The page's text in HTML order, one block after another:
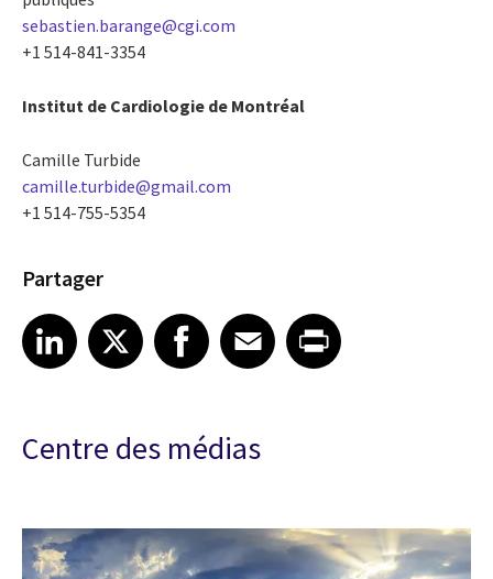
sebastien.barange@cgi.com
+1 514-841-3354
Institut de Cardiologie de Montréal
Camille Turbide
camille.turbide@gmail.com
+1 514-755-5354
Partager
Share article on LinkedIn
LinkedIn
Share article on XShare article on Facebook
Facebook
Share article on Email
EmailShare article on Print
Centre des médias